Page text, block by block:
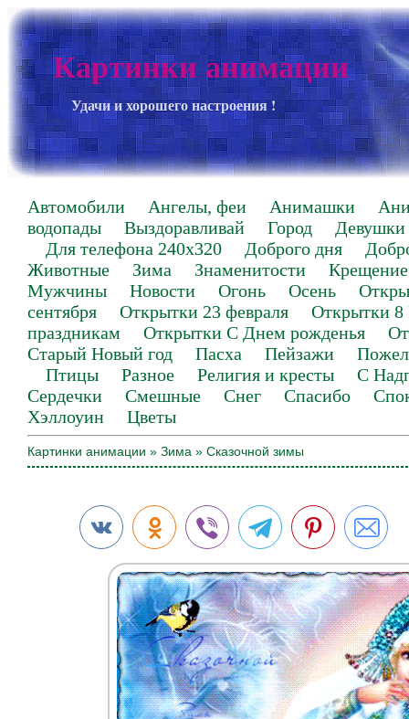
Картинки анимации
Удачи и хорошего настроения !
Автомобили Ангелы, феи Анимашки
водопады
Выздоравливай Город
Девушки
Для телефона 240х320
Доброго дня
Животные
Зима Знаменитости
Крещение
Мужчины
Новости Огонь Осень
сентября
Открытки 23 февраля
Открытки 8
праздникам
Открытки С Днем рожденья
Старый Новый год
Пасха Пейзажи
Птицы
Разное Религия и кресты
С
Сердечки
Смешные Снег Спасибо
Хэллоуин
Цветы
Картинки анимации » Зима » Сказочной зимы